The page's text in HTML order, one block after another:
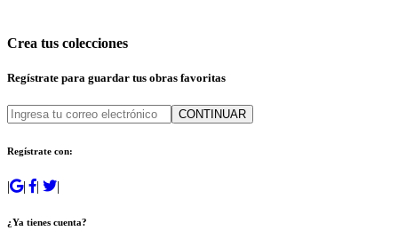
Crea tus colecciones
Regístrate para guardar tus obras favoritas
CONTINUAR
Regístrate con:
| | | |
¿Ya tienes cuenta?